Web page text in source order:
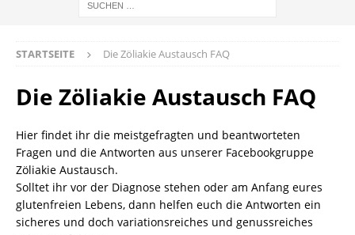
STARTSEITE Die Zöliakie Austausch FAQ
Die Zöliakie Austausch FAQ
Hier findet ihr die meistgefragten und beantworteten
Fragen und die Antworten aus unserer Facebookgruppe
Zöliakie Austausch.
Solltet ihr vor der Diagnose stehen oder am Anfang eures
glutenfreien Lebens, dann helfen euch die Antworten ein
sicheres und doch variationsreiches und genussreiches